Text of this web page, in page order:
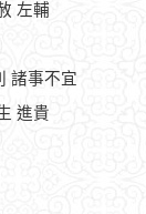
左輔
諸事不宜
進貴